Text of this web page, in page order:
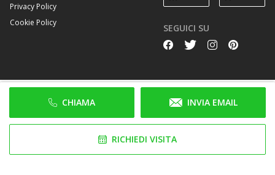
CHIAMA INVIA EMAIL
RICHIEDI VISITA
Privacy Policy
Cookie Policy
SEGUICI SU